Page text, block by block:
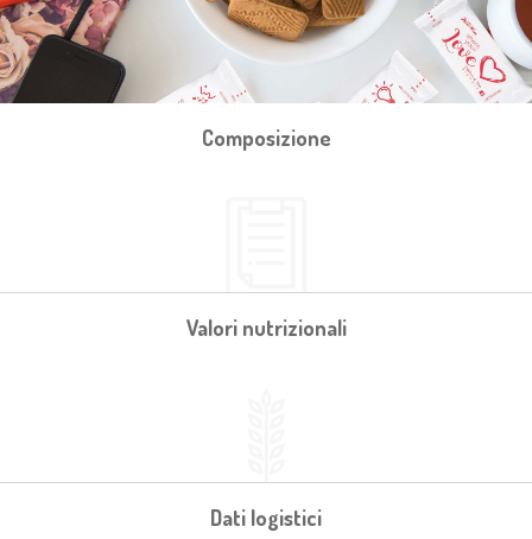
Composizione
Valori nutrizionali
Dati logistici